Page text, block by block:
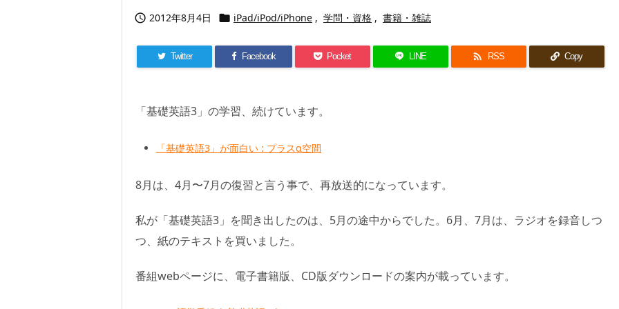
 2012年8月4日  iPad/iPod/iPhone , 学問・資格 , 書籍・雑誌
Twitter Facebook Pocket LINE  RSS Copy
「基礎英語3」の学習、続けています。
「基礎英語3」が面白い : プラスα空間
8月は、4月〜7月の復習と言う事で、再放送的になっています。
私が「基礎英語3」を聞き出したのは、5月の途中からでした。6月、7月は、ラジオを録音しつ
つ、紙のテキストを買いました。
番組webページに、電子書籍版、CD版ダウンロードの案内が載っています。